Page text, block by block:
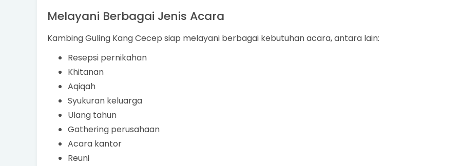
Melayani Berbagai Jenis Acara
Kambing Guling Kang Cecep siap melayani berbagai kebutuhan acara, antara lain:
Resepsi pernikahan
Khitanan
Aqiqah
Syukuran keluarga
Ulang tahun
Gathering perusahaan
Acara kantor
Reuni